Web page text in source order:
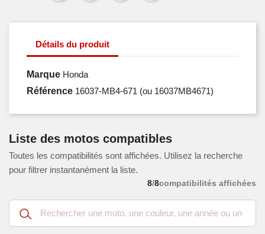
Détails du produit
Marque Honda
Référence 16037-MB4-671 (ou 16037MB4671)
Liste des motos compatibles
Toutes les compatibilités sont affichées. Utilisez la recherche
pour filtrer instantanément la liste.
8/8compatibilités affichées
Recherche
dans
les